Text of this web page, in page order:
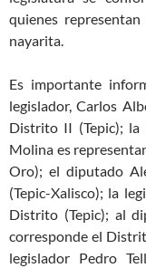
quienes
nayarita.
Es importante
legislador, Carlos
Distrito II (Tepic); la
Molina es
Oro); el diputado
(Tepic-Xalisco); la
Distrito (Tepic); al
corresponde el
legislador Pedro